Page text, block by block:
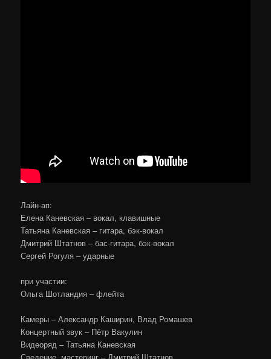
Лайн-ап:
Елена Каневская – вокал, клавишные
Татьяна Каневская – гитара, бэк-вокал
Дмитрий Штатнов – бас-гитара, бэк-вокал
Сергей Рогуля – ударные
при участии:
Ольга Шотландия – флейта
Камеры – Александр Каширин, Влад Ромашев
Концертный звук – Пётр Вакулин
Видеоряд – Татьяна Каневская